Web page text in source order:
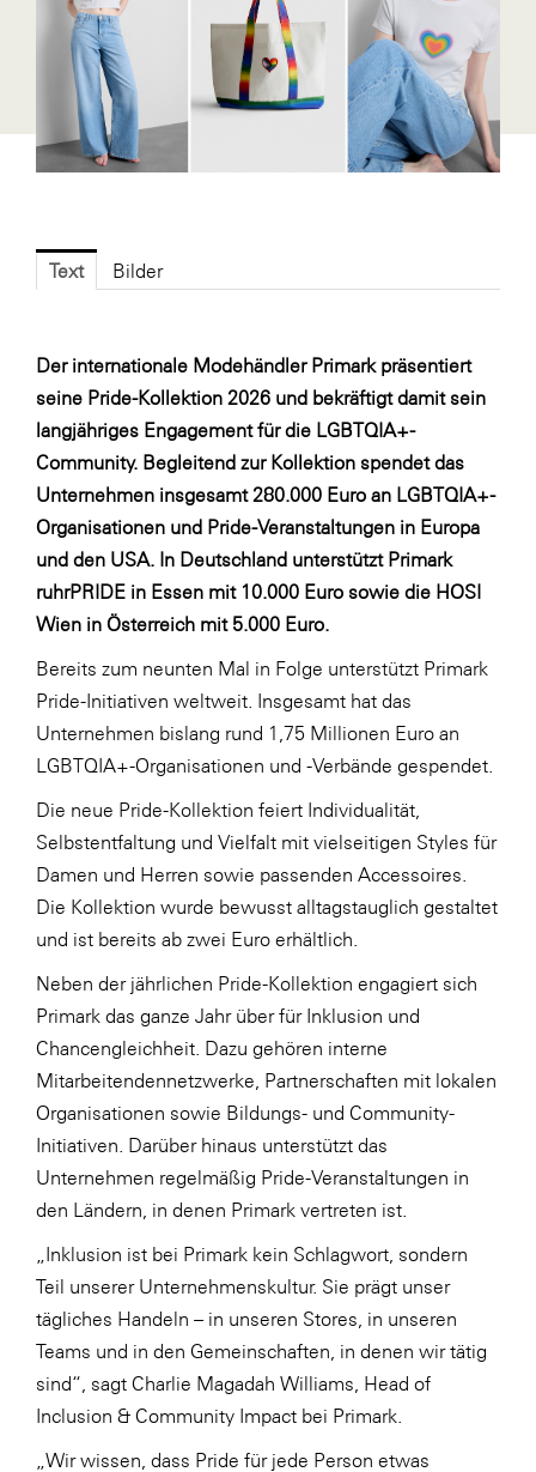
Fressnapf
FRoSTA
FV Energierohstoff & Kraftstoff
Gardena
Bauvereinigungen
Getzner Werkstoffe
ikp
Johnson & Johnson
JELD-WEN DANA
kosaplaner
LAT Nitrogen
Libro
Lidl Österreich
Die Menü-Manufaktur
MTH Retail Group
OMV
OptimaMed
PAGRO
PHH Rechtsanwält:innen
Primark
Salesforce
sebamed
SeneCura
SERVICE&MORE
SKINUANCE®
Somfy
SPIEGLTEC
STIHL Tirol
TAG GmbH
VALETTA
Text Bilder
Der internationale Modehändler Primark präsentiert
seine Pride-Kollektion 2026 und bekräftigt damit sein
langjähriges Engagement für die LGBTQIA+-
Community. Begleitend zur Kollektion spendet das
Unternehmen insgesamt 280.000 Euro an LGBTQIA+-
Organisationen und Pride-Veranstaltungen in Europa
und den USA. In Deutschland unterstützt Primark
ruhrPRIDE in Essen mit 10.000 Euro sowie die HOSI
Wien in Österreich mit 5.000 Euro.
Bereits zum neunten Mal in Folge unterstützt Primark
Pride-Initiativen weltweit. Insgesamt hat das
Unternehmen bislang rund 1,75 Millionen Euro an
LGBTQIA+-Organisationen und -Verbände gespendet.
Die neue Pride-Kollektion feiert Individualität,
Selbstentfaltung und Vielfalt mit vielseitigen Styles für
Damen und Herren sowie passenden Accessoires.
Die Kollektion wurde bewusst alltagstauglich gestaltet
und ist bereits ab zwei Euro erhältlich.
Neben der jährlichen Pride-Kollektion engagiert sich
Primark das ganze Jahr über für Inklusion und
Chancengleichheit. Dazu gehören interne
Mitarbeitendennetzwerke, Partnerschaften mit lokalen
Organisationen sowie Bildungs- und Community-
Initiativen. Darüber hinaus unterstützt das
Unternehmen regelmäßig Pride-Veranstaltungen in
den Ländern, in denen Primark vertreten ist.
„Inklusion ist bei Primark kein Schlagwort, sondern
Teil unserer Unternehmenskultur. Sie prägt unser
tägliches Handeln – in unseren Stores, in unseren
Teams und in den Gemeinschaften, in denen wir tätig
sind“, sagt Charlie Magadah Williams, Head of
Inclusion & Community Impact bei Primark.
„Wir wissen, dass Pride für jede Person etwas